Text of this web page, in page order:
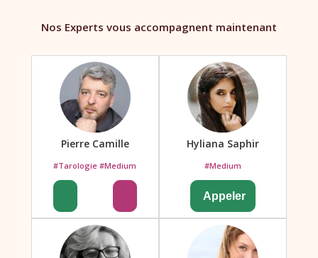
Nos Experts vous accompagnent maintenant
Pierre Camille
#Tarologie #Medium
Hyliana Saphir
#Medium